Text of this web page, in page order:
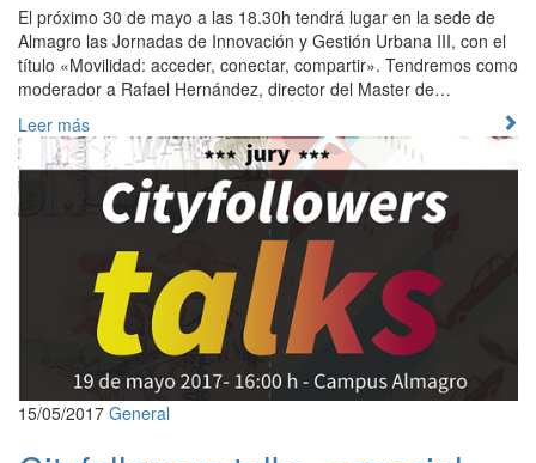
El próximo 30 de mayo a las 18.30h tendrá lugar en la sede de
Almagro las Jornadas de Innovación y Gestión Urbana III, con el
título «Movilidad: acceder, conectar, compartir». Tendremos como
moderador a Rafael Hernández, director del Master de…
Leer más
15/05/2017 General